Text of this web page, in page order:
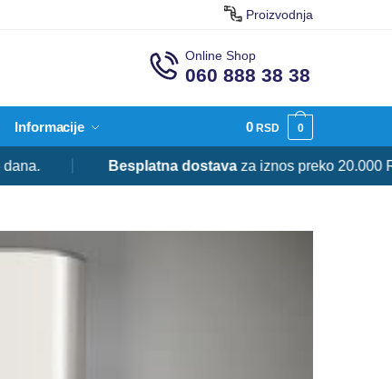
Proizvodnja
Online Shop
060 888 38 38
Informacije 0RSD 0
Besplatna dostavaza iznos preko 20.000 RSD.